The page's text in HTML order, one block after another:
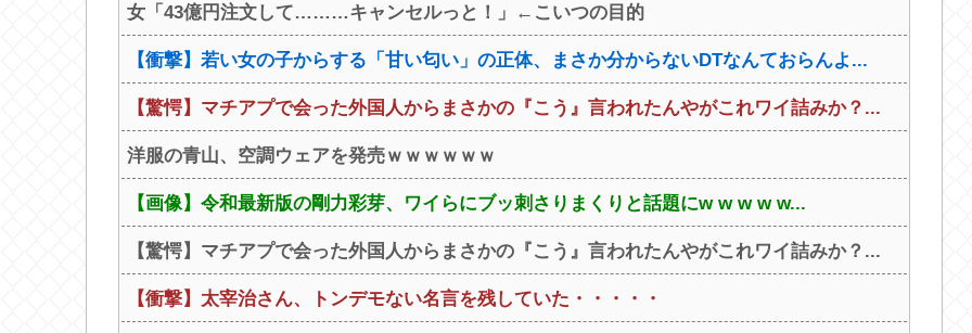
女「43億円注文して………キャンセルっと！」←こいつの目的
【衝撃】若い女の子からする「甘い匂い」の正体、まさか分からないDTなんておらんよ...
【驚愕】マチアプで会った外国人からまさかの『こう』言われたんやがこれワイ詰みか？...
洋服の青山、空調ウェアを発売ｗｗｗｗｗｗ
【画像】令和最新版の剛力彩芽、ワイらにブッ刺さりまくりと話題にw w w w w...
【驚愕】マチアプで会った外国人からまさかの『こう』言われたんやがこれワイ詰みか？...
【衝撃】太宰治さん、トンデモない名言を残していた・・・・・